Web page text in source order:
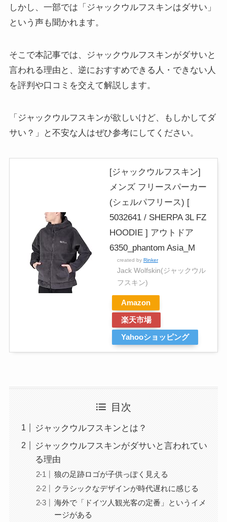
しかし、一部では「ジャックウルフスキンはダサい」
という声も聞かれます。
そこで本記事では、ジャックウルフスキンがダサいと
言われる理由と、逆におすすめできる人・できない人
を評判や口コミを交えて解説します。
「ジャックウルフスキンが欲しいけど、もしかしてダ
サい？」と不安な人はぜひ参考にしてください。
[ジャックウルフスキン]
メンズ フリースパーカー
(シェルパフリース) [
5032641 / SHERPA 3L FZ
HOODIE ] アウトドア
6350_phantom Asia_M
created by Rinker
Jack Wolfskin(ジャックウル
フスキン)
Amazon
楽天市場
Yahooショッピング
目次
ジャックウルフスキンとは？
ジャックウルフスキンがダサいと言われてい
る理由
狼の足跡ロゴが子供っぽく見える
クラシックなデザインが時代遅れに感じる
海外で「ドイツ人観光客の定番」というイメ
ージがある